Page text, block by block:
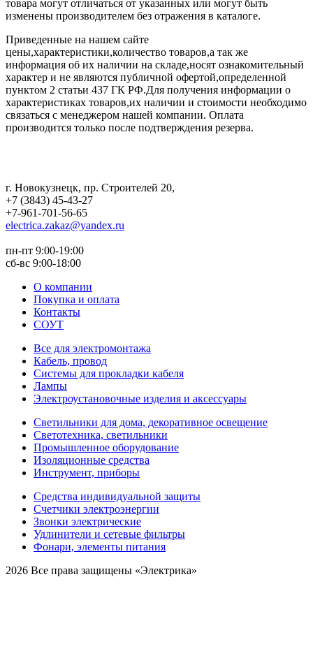
товара могут отличаться от указанных или могут быть
изменены производителем без отражения в каталоге.
Приведенные на нашем сайте
цены,характеристики,количество товаров,а так же
информация об их наличии на складе,носят ознакомительный
характер и не являются публичной офертой,определенной
пунктом 2 статьи 437 ГК РФ.Для получения информации о
характеристиках товаров,их наличии и стоимости необходимо
связаться с менеджером нашей компании. Оплата
производится только после подтверждения резерва.
г. Новокузнецк, пр. Строителей 20,
+7 (3843) 45-43-27
+7-961-701-56-65
electrica.zakaz@yandex.ru
пн-пт 9:00-19:00
сб-вс 9:00-18:00
О компании
Покупка и оплата
Контакты
СОУТ
Все для электромонтажа
Кабель, провод
Системы для прокладки кабеля
Лампы
Электроустановочные изделия и аксессуары
Светильники для дома, декоративное освещение
Светотехника, светильники
Промышленное оборудование
Изоляционные средства
Инструмент, приборы
Средства индивидуальной защиты
Счетчики электроэнергии
Звонки электрические
Удлинители и сетевые фильтры
Фонари, элементы питания
2026 Все права защищены «Электрика»